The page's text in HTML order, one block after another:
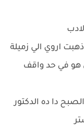
اروي الي زميلة
هو في حد واقف
دا ده الدكتور